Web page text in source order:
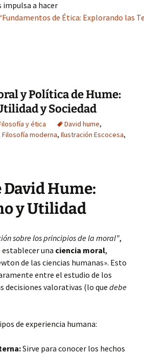
impulsa a hacer
de Ética: Explorando las
y Política de Hume:
y Sociedad
y ética David hume,
Filosofía moderna, Ilustración Escocesa,
David Hume:
y Utilidad
sobre los principios de la moral”,
una ciencia moral,
de las ciencias humanas». Esto
entre el estudio de los
decisiones valorativas (lo que debe
de experiencia humana:
Sirve para conocer los hechos